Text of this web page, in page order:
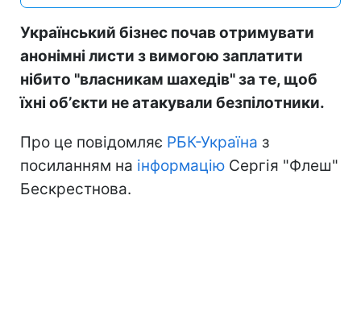
Український бізнес почав отримувати
анонімні листи з вимогою заплатити
нібито "власникам шахедів" за те, щоб
їхні обʼєкти не атакували безпілотники.
Про це повідомляє РБК-Україна з
посиланням на інформацію Сергія "Флеш"
Бескрестнова.